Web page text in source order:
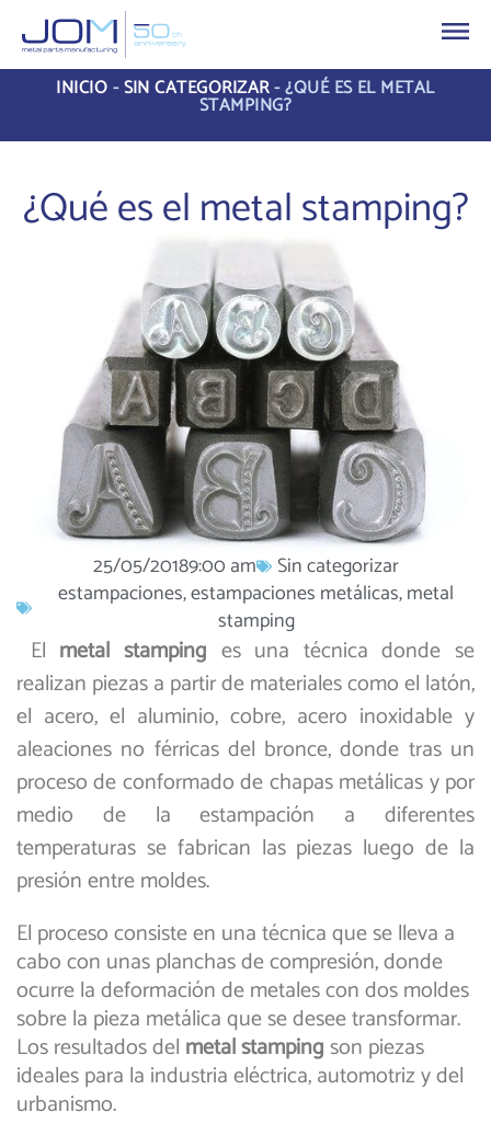
INICIO-SIN CATEGORIZAR-¿QUÉ ES EL METAL
STAMPING?
¿Qué es el metal stamping?
25/05/20189:00 am
Sin categorizar
estampaciones,estampaciones metálicas,metal
stamping
El metal stamping es una técnica donde se
realizan piezas a partir de materiales como el latón,
el acero, el aluminio, cobre, acero inoxidable y
aleaciones no férricas del bronce, donde tras un
proceso de conformado de chapas metálicas y por
medio de la estampación a diferentes
temperaturas se fabrican las piezas luego de la
presión entre moldes.
El proceso consiste en una técnica que se lleva a
cabo con unas planchas de compresión, donde
ocurre la deformación de metales con dos moldes
sobre la pieza metálica que se desee transformar.
Los resultados del metal stampingson piezas
ideales para la industria eléctrica, automotriz y del
urbanismo.